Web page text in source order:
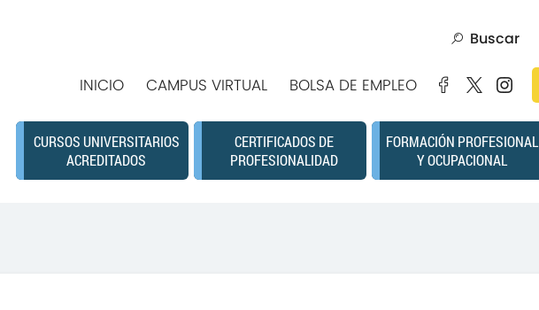
Buscar
INICIO CAMPUS VIRTUAL BOLSA DE EMPLEO
CURSOS UNIVERSITARIOS
ACREDITADOS
CERTIFICADOS DE
PROFESIONALIDAD
FORMACIÓN PROFESIONAL
Y OCUPACIONAL